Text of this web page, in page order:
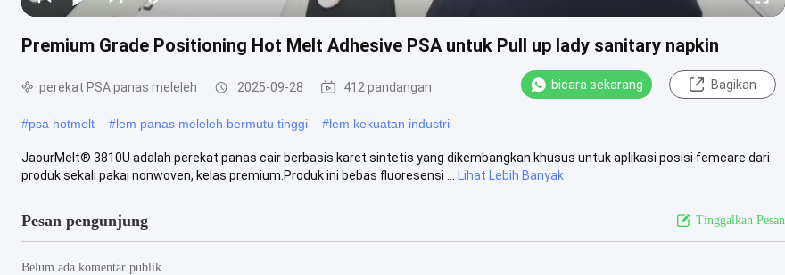
Premium Grade Positioning Hot Melt Adhesive PSA untuk Pull up lady sanitary napkin
perekat PSA panas meleleh 2025-09-28 412 pandangan bicara sekarang Bagikan
#psa hotmelt #lem panas meleleh bermutu tinggi #lem kekuatan industri
JaourMelt® 3810U adalah perekat panas cair berbasis karet sintetis yang dikembangkan khusus untuk aplikasi posisi femcare dari
produk sekali pakai nonwoven, kelas premium.Produk ini bebas fluoresensi ...
Lihat Lebih Banyak
Pesan pengunjung Tinggalkan Pesan
Belum ada komentar publik